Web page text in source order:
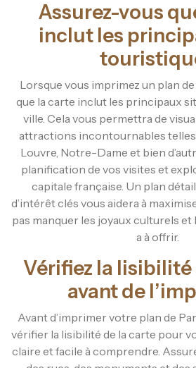
Assurez-vous
inclut les
Lorsque vous imprimez un plan
que la carte inclut les principaux
ville. Cela vous permettra de
attractions incontournables telles
Louvre, Notre-Dame et bien
planification de vos visites et
capitale française. Un plan
d’intérêt clés vous aidera à
pas manquer les joyaux culturels
a à offrir.
Vérifiez la lisibilité
avant de
Avant d’imprimer votre plan de
vérifier la lisibilité de la carte pour
claire et facile à comprendre.